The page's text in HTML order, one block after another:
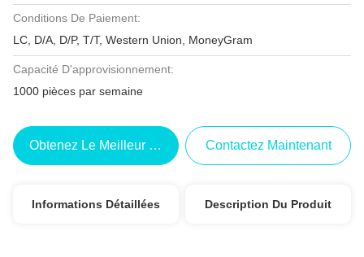
Conditions De Paiement:
LC, D/A, D/P, T/T, Western Union, MoneyGram
Capacité D'approvisionnement:
1000 pièces par semaine
Obtenez Le Meilleur Prix Contactez Maintenant
Informations Détaillées Description Du Produit